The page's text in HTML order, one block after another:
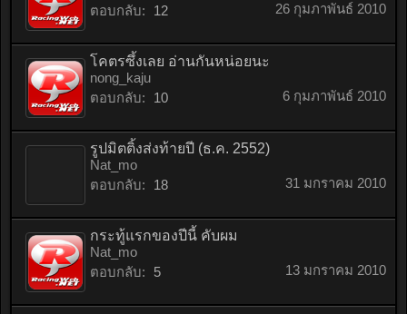
ตอบกลับ:
12 26 กุมภาพันธ์ 2010
โคตรซึ้งเลย อ่านกันหน่อยนะ
nong_kaju
ตอบกลับ:
10 6 กุมภาพันธ์ 2010
รูปมิตติ้งส่งท้ายปี (ธ.ค. 2552)
Nat_mo
ตอบกลับ:
18 31 มกราคม 2010
กระทู้แรกของปีนี้ คับผม
Nat_mo
ตอบกลับ:
5 13 มกราคม 2010